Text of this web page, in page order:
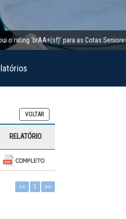
para as Cotas Seniores da
VOLTAR
RELATÓRIO
<< 1 >>